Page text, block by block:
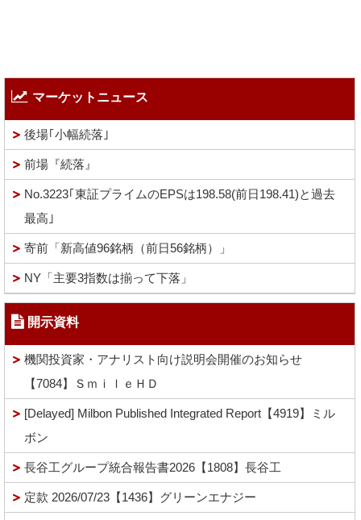
マーケットニュース
後場｢小幅続落｣
前場『続落』
No.3223｢東証プライムのEPSは198.58(前日198.41)と過去
最高｣
寄前「新高値96銘柄（前日56銘柄）」
NY「主要3指数は揃って下落」
開示資料
機関投資家・アナリスト向け説明会開催のお知らせ
【7084】ＳｍｉｌｅＨＤ
[Delayed] Milbon Published Integrated Report【4919】ミル
ボン
長谷工グループ統合報告書2026【1808】長谷工
定款 2026/07/23【1436】グリーンエナジー